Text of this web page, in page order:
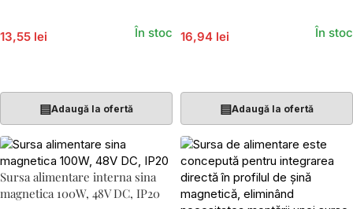
13,55 lei În stoc
▤Adaugă la ofertă
16,94 lei În stoc
▤Adaugă la ofertă
Sursa alimentare interna sina
magnetica 100W, 48V DC, IP20